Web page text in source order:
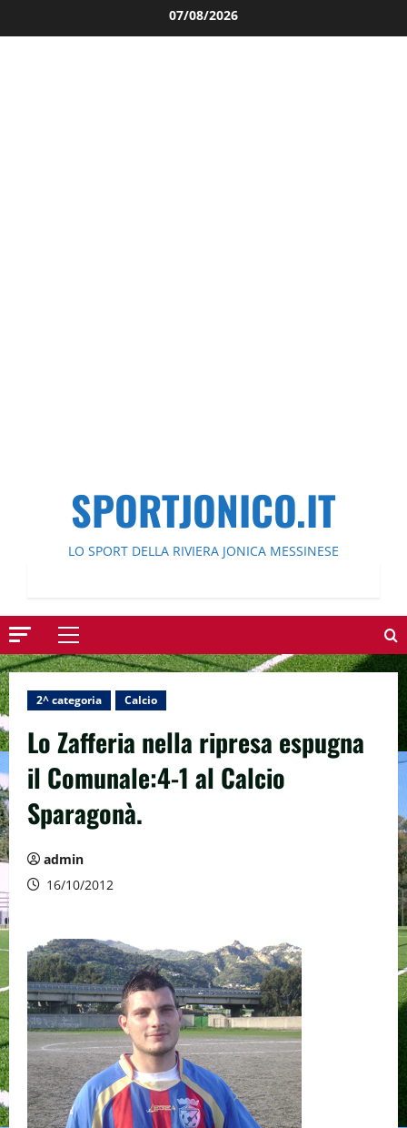
al
07/08/2026
SPORTJONICO.IT
LO SPORT DELLA RIVIERA JONICA MESSINESE
Menu
principale
2^ categoria Calcio
Lo Zafferia nella ripresa espugna
il Comunale:4-1 al Calcio
Sparagonà.
admin
16/10/2012